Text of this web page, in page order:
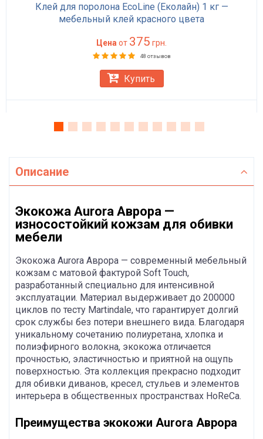
Клей для поролона EcoLine (Еколайн) 1 кг —
мебельный клей красного цвета
Цена от 375 грн.
48 отзывов
Купить
Описание
Экокожа Aurora Аврора —
износостойкий кожзам для обивки
мебели
Экокожа Aurora Аврора — современный мебельный
кожзам с матовой фактурой Soft Touch,
разработанный специально для интенсивной
эксплуатации. Материал выдерживает до 200000
циклов по тесту Martindale, что гарантирует долгий
срок службы без потери внешнего вида. Благодаря
уникальному сочетанию полиуретана, хлопка и
полиэфирного волокна, экокожа отличается
прочностью, эластичностью и приятной на ощупь
поверхностью. Эта коллекция прекрасно подходит
для обивки диванов, кресел, стульев и элементов
интерьера в общественных пространствах HoReCa.
Преимущества экокожи Aurora Аврора